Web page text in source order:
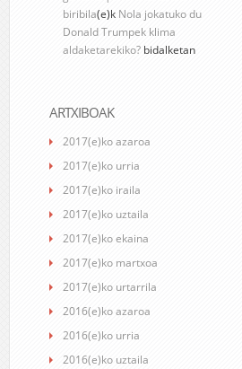
biribila(e)k Nola jokatuko du
Donald Trumpek klima
aldaketarekiko? bidalketan
ARTXIBOAK
2017(e)ko azaroa
2017(e)ko urria
2017(e)ko iraila
2017(e)ko uztaila
2017(e)ko ekaina
2017(e)ko martxoa
2017(e)ko urtarrila
2016(e)ko azaroa
2016(e)ko urria
2016(e)ko uztaila